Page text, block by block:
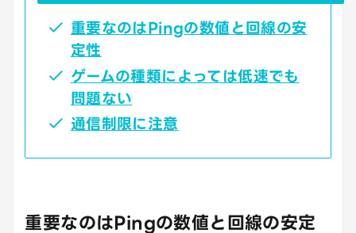
重要なのはPingの数値と回線の安
定性
ゲームの種類によっては低速でも
問題ない
通信制限に注意
重要なのはPingの数値と回線の安定